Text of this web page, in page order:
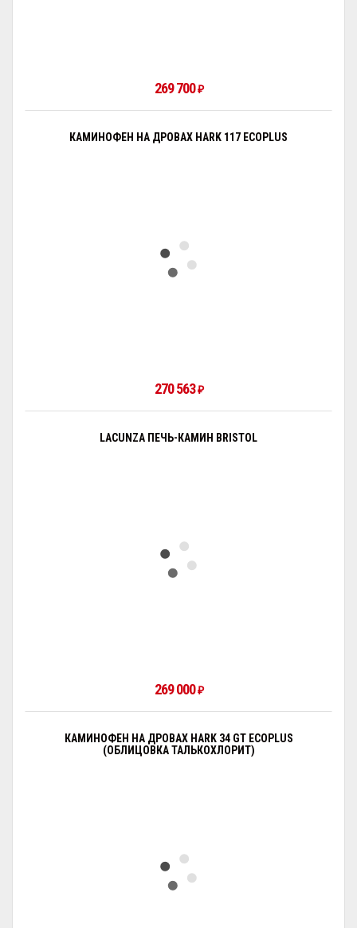
269 700₽
КАМИНОФЕН НА ДРОВАХ HARK 117 ECOPLUS
270 563₽
LACUNZA ПЕЧЬ-КАМИН BRISTOL
269 000₽
КАМИНОФЕН НА ДРОВАХ HARK 34 GT ECOPLUS
(ОБЛИЦОВКА ТАЛЬКОХЛОРИТ)